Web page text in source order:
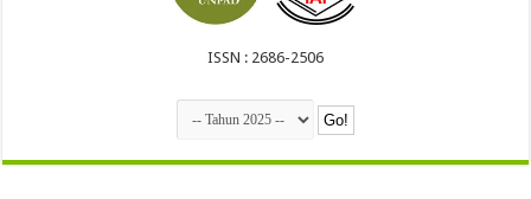
ISSN : 2686-2506